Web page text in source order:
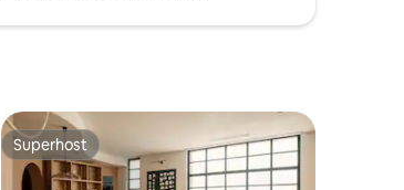
Superhost
Superhost